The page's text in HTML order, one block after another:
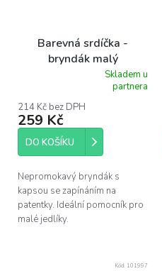
Barevná srdíčka -
bryndák malý
produktu
je
5,0
5
Skladem u
partnera
214 Kč bez DPH
259 Kč
DO KOŠÍKU
Nepromokavý bryndák s
kapsou se zapínáním na
patentky. Ideální pomocník pro
malé jedlíky.
Kód: 101997